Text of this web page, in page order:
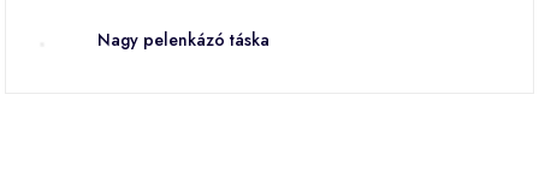
Nagy pelenkázó táska